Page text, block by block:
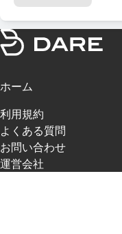
ホーム
利用規約
よくある質問
お問い合わせ
運営会社